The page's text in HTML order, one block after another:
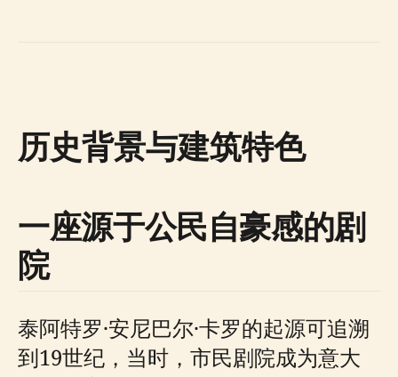
历史背景与建筑特色
一座源于公民自豪感的剧
院
泰阿特罗·安尼巴尔·卡罗的起源可追溯
到19世纪，当时，市民剧院成为意大